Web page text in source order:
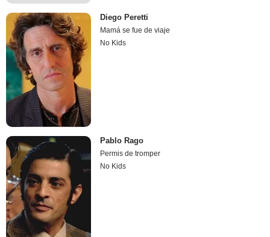
Diego Peretti
Mamá se fue de viaje
No Kids
Pablo Rago
Permis de tromper
No Kids